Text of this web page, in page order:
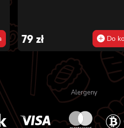
79 zł Do
Alergeny